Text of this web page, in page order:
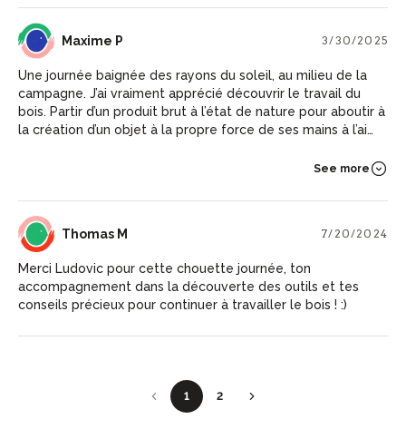
évidemment pour éviter de les oublier et pour gagner en
adresse (j'ai repris le travail dès le lendemain). Durant la
pause déjeuner les échanges étaient agréables et
enrichissants aussi. Grand merci à toi Ludovic.
MP Maxime P 3/30/2025
Une journée baignée des rayons du soleil, au milieu de la
campagne. J’ai vraiment apprécié découvrir le travail du
bois. Partir d’un produit brut à l’état de nature pour aboutir à
la création d’un objet à la propre force de ses mains à l’aide
questions de sécurité, sur l’importance du lien entre le
scientifique aussi, et enfin sur la pédagogie de
l’apprentissage du geste technique. Une journée que je n’ai
pas vu passer dans le bon sens, tellement on est lié avec la
création de l’objet qui se dévoile.
See more
TM Thomas M 7/20/2024
Merci Ludovic pour cette chouette journée, ton
accompagnement dans la découverte des outils et tes
conseils précieux pour continuer à travailler le bois ! :)
1 2